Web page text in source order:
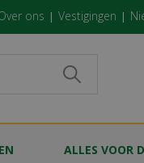
ons Vestigingen
ALLES VOOR